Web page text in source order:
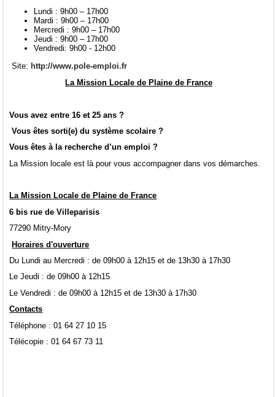
Lundi : 9h00 – 17h00
Mardi : 9h00 – 17h00
Mercredi : 9h00 – 17h00
Jeudi : 9h00 – 17h00
Vendredi: 9h00 - 12h00
Site: http://www.pole-emploi.fr
La Mission Locale de Plaine de France
Vous avez entre 16 et 25 ans ?
Vous êtes sorti(e) du système scolaire ?
Vous êtes à la recherche d’un emploi ?
La Mission locale est là pour vous accompagner dans vos démarches.
La Mission Locale de Plaine de France
6 bis rue de Villeparisis
77290 Mitry-Mory
Horaires d'ouverture
Du Lundi au Mercredi : de 09h00 à 12h15 et de 13h30 à 17h30
Le Jeudi : de 09h00 à 12h15
Le Vendredi : de 09h00 à 12h15 et de 13h30 à 17h30
Contacts
Téléphone : 01 64 27 10 15
Télécopie : 01 64 67 73 11